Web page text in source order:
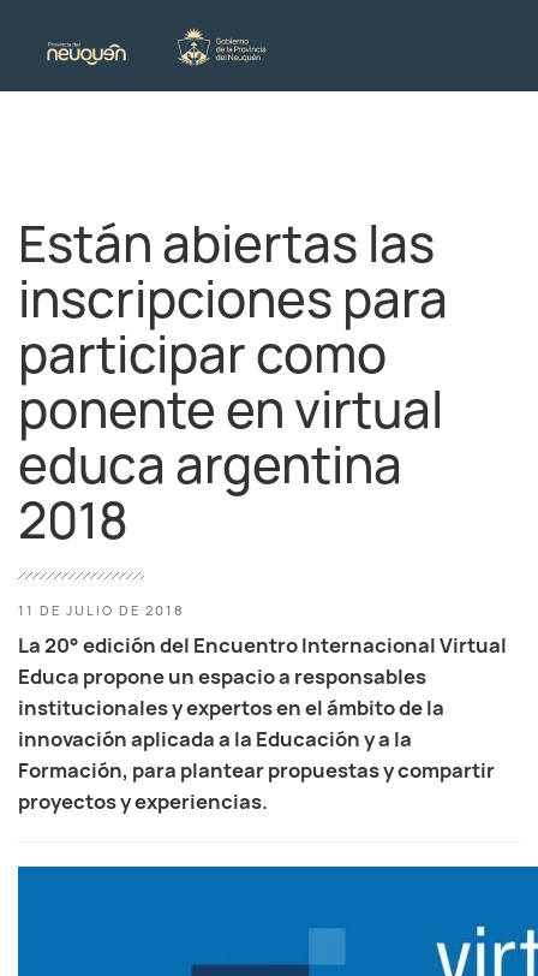
Están abiertas las
inscripciones para
participar como
ponente en virtual
educa argentina
2018
11 DE JULIO DE 2018
La 20° edición del Encuentro Internacional Virtual
Educa propone un espacio a responsables
institucionales y expertos en el ámbito de la
innovación aplicada a la Educación y a la
Formación, para plantear propuestas y compartir
proyectos y experiencias.